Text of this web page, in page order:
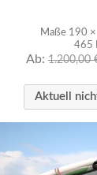
Maße 190
465
Ab: 1.200,00
Aktuell